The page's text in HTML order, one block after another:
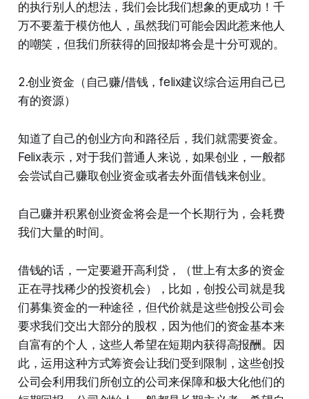
的执行别人的想法，我们会比我们想象的更成功！千
万不要羞于模仿他人，虽然我们可能会因此惹来他人
的嘲笑，但我们所获得的回报却将会是十分可观的。
2.创业资金（自己赚/借钱，felix建议综合运用自己已
有的资源）
知道了自己的创业方向和路径后，我们就需要资金。
Felix表示，对于我们普通人来说，如果创业，一般都
会尝试自己赚取创业资金或者去外面借钱来创业。
自己赚并积累创业资金将会是一个长期行为，会耗费
我们大量的时间。
借钱的话，一定要避开高利贷，（世上有太多的资金
正在寻找稀少的投资机会），比如，创投公司就是我
们募集资金的一种途径，但代价就是这些创投公司会
要求我们交出大部分的股权，因为他们的资金基本来
自富有的个人，这些人希望在短期内获得高报酬。因
此，运用这种方式筹资会让我们受到限制，这些创投
公司会利用我们所创立的公司来保障和极大化他们的